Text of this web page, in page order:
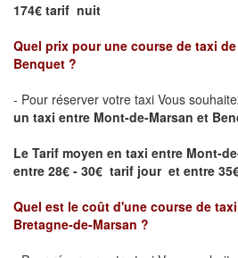
174€ tarif nuit
Quel prix pour une course de taxi de
Benquet ?
- Pour réserver votre taxi Vous
un taxi entre Mont-de-Marsan et
Le Tarif moyen en taxi entre Mont-
entre 28€ - 30€ tarif jour et entre
Quel est le coût d'une course de
Bretagne-de-Marsan ?